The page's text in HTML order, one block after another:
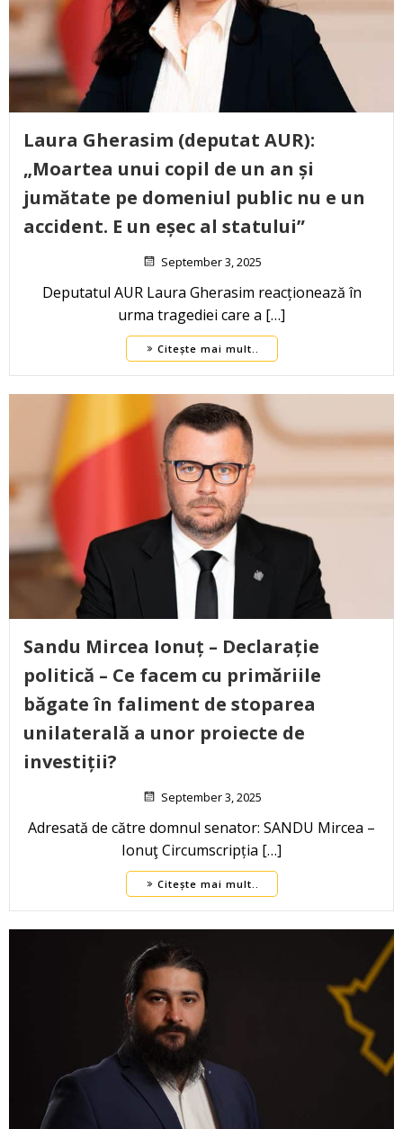
Laura Gherasim (deputat AUR):
„Moartea unui copil de un an și
jumătate pe domeniul public nu e un
accident. E un eșec al statului”
September 3, 2025
Deputatul AUR Laura Gherasim reacționează în
urma tragediei care a […]
Citește mai mult..
Sandu Mircea Ionuț – Declarație
politică – Ce facem cu primăriile
băgate în faliment de stoparea
unilaterală a unor proiecte de
investiții?
September 3, 2025
Adresată de către domnul senator: SANDU Mircea –
Ionuţ Circumscripția […]
Citește mai mult..